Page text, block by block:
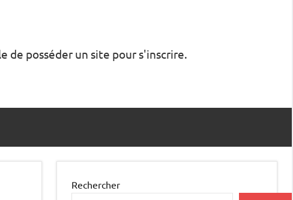
de posséder un site pour s'inscrire.
Rechercher